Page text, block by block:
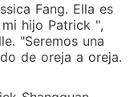
Fang. Ella es
hijo Patrick ",
"Seremos una
de oreja a oreja.